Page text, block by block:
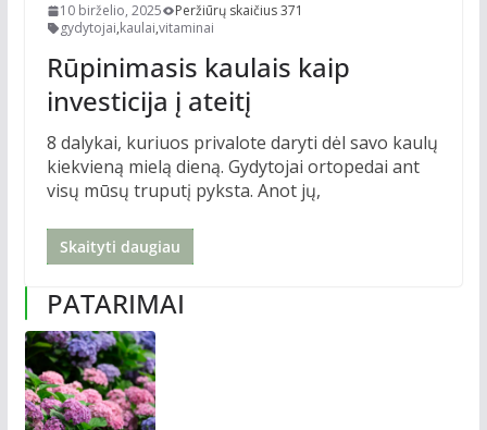
10 birželio, 2025
Peržiūrų skaičius 371
gydytojai,kaulai,vitaminai
Rūpinimasis kaulais kaip
investicija į ateitį
8 dalykai, kuriuos privalote daryti dėl savo kaulų
kiekvieną mielą dieną. Gydytojai ortopedai ant
visų mūsų truputį pyksta. Anot jų,
Skaityti daugiau
PATARIMAI